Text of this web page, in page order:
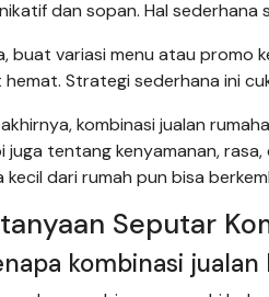
dan sopan. Hal
buat variasi menu atau promo
Strategi sederhana ini
kombinasi jualan
juga tentang kenyamanan,
kecil dari rumah pun bisa
Seputar
kombinasi